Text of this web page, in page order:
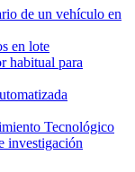
de un vehículo en
en lote
habitual para
Tecnológico
investigación